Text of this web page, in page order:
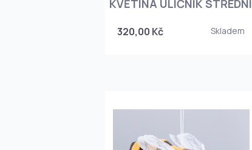
KVĚTINA ULIČNÍK STŘEDNÍ
320,00 Kč Skladem